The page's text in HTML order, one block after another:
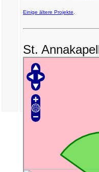
Einige ältere Projekte
St.